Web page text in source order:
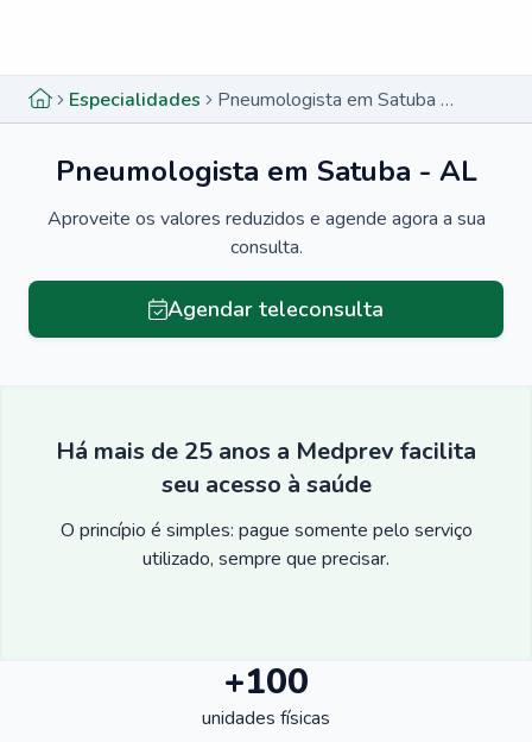
Especialidades Pneumologista em Satuba - AL
Pneumologista em Satuba - AL
Aproveite os valores reduzidos e agende agora a sua
consulta.
Agendar teleconsulta
Há mais de 25 anos a Medprev facilita
seu acesso à saúde
O princípio é simples: pague somente pelo serviço
utilizado, sempre que precisar.
+100
unidades físicas